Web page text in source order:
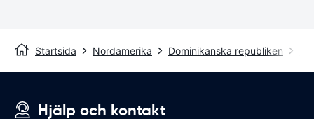
Startsida Nordamerika Dominikanska republiken
Hjälp och kontakt